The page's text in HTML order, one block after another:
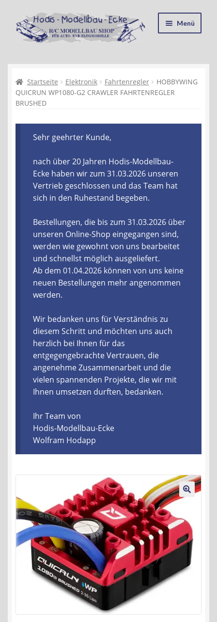
Zur
Navigation
springen
Zum
Inhalt
springen
Menü
Kasse
Mein Konto
Recycling, Entsorgung und Umwelt
Shop
Warenkorb
Liefer- und Versandkosten
Zahlungsarten
Lieferzeit & Verfügbarkeit
Gutschein
Batterien- und Akku Verordnung
Elektro- und Elektronikgeräte Verordnung
Öle- und Schmierstoff Verordnung
Vereine & Foren
Kontakt
Widerrufsbelehrung
Datenschutzerklärung
Impressum
Startseite Elektronik Fahrtenregler
HOBBYWING
QUICRUN WP1080-G2 CRAWLER FAHRTENREGLER
BRUSHED
Sehr geehrter Kunde,
nach über 20 Jahren Hodis-Modellbau-
Ecke haben wir zum 31.03.2026 unseren
Vertrieb geschlossen und das Team hat
sich in den Ruhestand begeben.
Bestellungen, die bis zum 31.03.2026 über
unseren Online-Shop eingegangen sind,
werden wie gewohnt von uns bearbeitet
und schnellst möglich ausgeliefert.
Ab dem 01.04.2026 können von uns keine
neuen Bestellungen mehr angenommen
werden.
Wir bedanken uns für Verständnis zu
diesem Schritt und möchten uns auch
herzlich bei Ihnen für das
entgegengebrachte Vertrauen, die
angenehme Zusammenarbeit und die
vielen spannenden Projekte, die wir mit
Ihnen umsetzen durften, bedanken.
Ihr Team von
Hodis-Modellbau-Ecke
Wolfram Hodapp